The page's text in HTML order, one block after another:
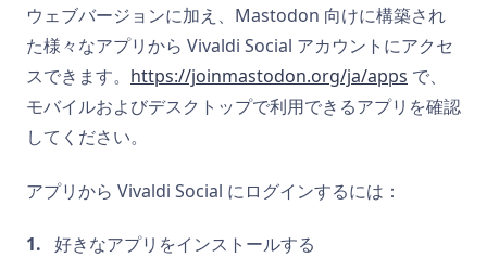
ウェブバージョンに加え、Mastodon 向けに構築され
た様々なアプリから Vivaldi Social アカウントにアクセ
スできます。 https://joinmastodon.org/ja/apps で、
モバイルおよびデスクトップで利用できるアプリを確認
してください。
アプリから Vivaldi Social にログインするには：
好きなアプリをインストールする